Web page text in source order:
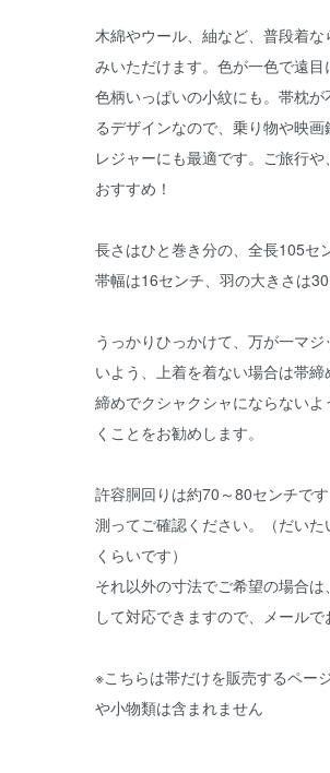
木綿やウール、紬など、普段着
みいただけます。色が一色で遠目
色柄いっぱいの小紋にも。帯枕
るデザインなので、乗り物や映
レジャーにも最適です。ご旅行
おすすめ！
長さはひと巻き分の、全長105セ
帯幅は16センチ、羽の大きさは
うっかりひっかけて、万が一マ
いよう、上着を着ない場合は帯
締めでクシャクシャにならない
くことをお勧めします。
許容胴回りは約70～80センチで
測ってご確認ください。（だい
くらいです）
それ以外の寸法でご希望の場合
して対応できますので、メールで
※こちらは帯だけを販売するペー
や小物類は含まれません